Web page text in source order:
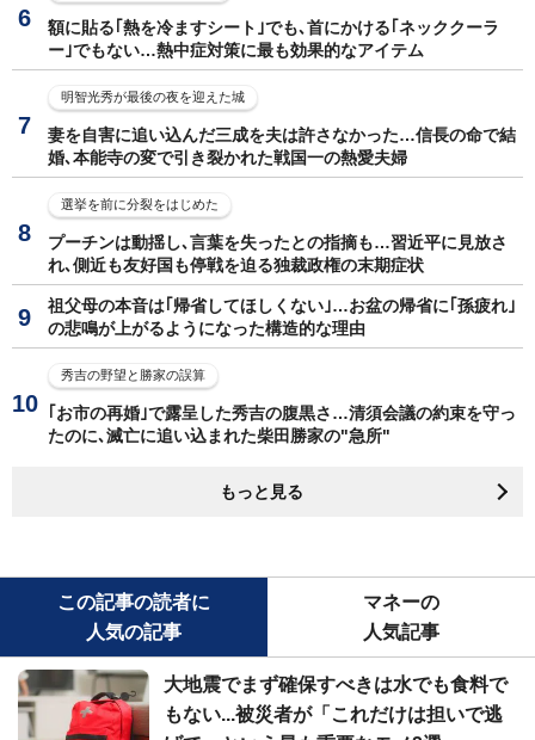
額に貼る｢熱を冷ますシート｣でも､首にかける｢ネッククーラ
ー｣でもない…熱中症対策に最も効果的なアイテム
明智光秀が最後の夜を迎えた城
妻を自害に追い込んだ三成を夫は許さなかった…信長の命で結
婚､本能寺の変で引き裂かれた戦国一の熱愛夫婦
選挙を前に分裂をはじめた
プーチンは動揺し､言葉を失ったとの指摘も…習近平に見放さ
れ､側近も友好国も停戦を迫る独裁政権の末期症状
祖父母の本音は｢帰省してほしくない｣…お盆の帰省に｢孫疲れ｣
の悲鳴が上がるようになった構造的な理由
秀吉の野望と勝家の誤算
｢お市の再婚｣で露呈した秀吉の腹黒さ…清須会議の約束を守っ
たのに､滅亡に追い込まれた柴田勝家の"急所"
もっと見る
この記事の読者に
人気の記事
マネーの
人気記事
大地震でまず確保すべきは水でも食料で
もない...被災者が「これだけは担いで逃